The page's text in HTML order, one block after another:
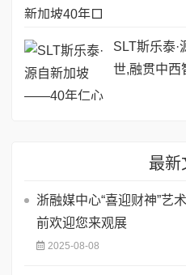
SLT斯乐泰
世,融贯中西
最新
浙融媒中心“喜迎财神”艺
前欢迎您来观展
2025-08-08